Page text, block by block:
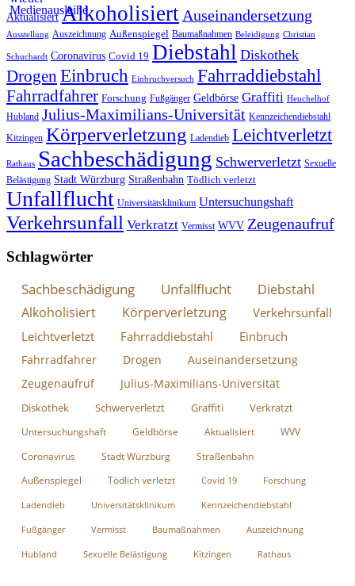
Aktualisiert Alkoholisiert Auseinandersetzung
Ausstellung Auszeichnung Außenspiegel Baumaßnahmen Beleidigung Christian
Schuchardt Coronavirus Covid 19 Diebstahl Diskothek
Drogen Einbruch Einbruchversuch Fahrraddiebstahl
Fahrradfahrer Forschung Fußgänger Geldbörse Graffiti Heuchelhof
Hubland Julius-Maximilians-Universität Kennzeichendiebstahl
Kitzingen Körperverletzung Ladendieb Leichtverletzt
Rathaus Sachbeschädigung Schwerverletzt Sexuelle
Belästigung Stadt Würzburg Straßenbahn Tödlich verletzt
Unfallflucht Universitätsklinikum Untersuchungshaft
Verkehrsunfall Verkratzt Vermisst WVV Zeugenaufruf
Schlagwörter
Sachbeschädigung Unfallflucht
Diebstahl
Alkoholisiert
Körperverletzung Verkehrsunfall
Leichtverletzt Fahrraddiebstahl Einbruch
Fahrradfahrer Drogen
Auseinandersetzung
Zeugenaufruf
Julius-Maximilians-Universität
Diskothek Schwerverletzt Graffiti Verkratzt
Untersuchungshaft Geldbörse Aktualisiert
WVV
Coronavirus
Stadt Würzburg Straßenbahn
Außenspiegel Tödlich verletzt Covid 19 Forschung
Ladendieb Universitätsklinikum Kennzeichendiebstahl
Fußgänger Vermisst Baumaßnahmen Auszeichnung
Hubland Sexuelle Belästigung Kitzingen Rathaus